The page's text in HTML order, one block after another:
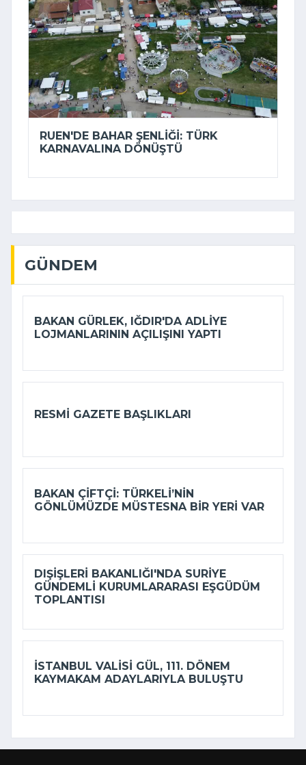
RUEN'DE BAHAR ŞENLIĞI: TÜRK
KARNAVALINA DÖNÜŞTÜ
GÜNDEM
BAKAN GÜRLEK, IĞDIR'DA ADLIYE
LOJMANLARININ AÇILIŞINI YAPTI
RESMI GAZETE BAŞLIKLARI
BAKAN ÇIFTÇI: TÜRKELI’NIN
GÖNLÜMÜZDE MÜSTESNA BIR YERI VAR
DIŞIŞLERI BAKANLIĞI'NDA SURIYE
GÜNDEMLI KURUMLARARASI EŞGÜDÜM
TOPLANTISI
İSTANBUL VALISI GÜL, 111. DÖNEM
KAYMAKAM ADAYLARIYLA BULUŞTU